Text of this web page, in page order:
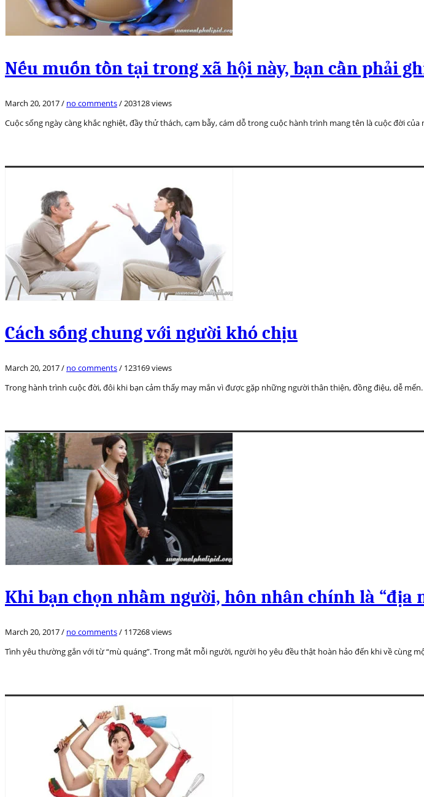
Nếu muốn tồn tại trong xã hội này, bạn cần phải
March 20, 2017/ no comments/203128 views
Cuộc sống ngày càng khắc nghiệt, đầy thử thách, cạm bẫy, cám dỗ trong cuộc hành trình mang tên là cuộc đời
Cách sống chung với người khó chịu
March 20, 2017/ no comments/ 123169 views
Trong hành trình cuộc đời, đôi khi bạn cảm thấy may mắn vì được gặp những người thân thiện, đồng điệu, dễ
Khi bạn chọn nhầm người, hôn nhân chính là “địa
March 20, 2017/ no comments/ 117268 views
Tình yêu thường gắn với từ “mù quáng”. Trong mắt mỗi người, người họ yêu đều thật hoàn hảo đến khi về